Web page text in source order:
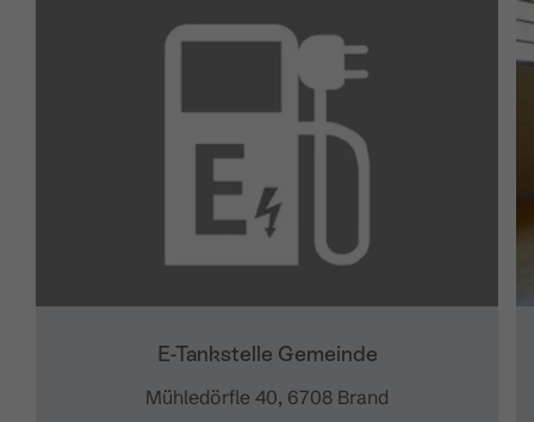
E-Tankstelle Gemeinde
Mühledörfle 40, 6708 Brand